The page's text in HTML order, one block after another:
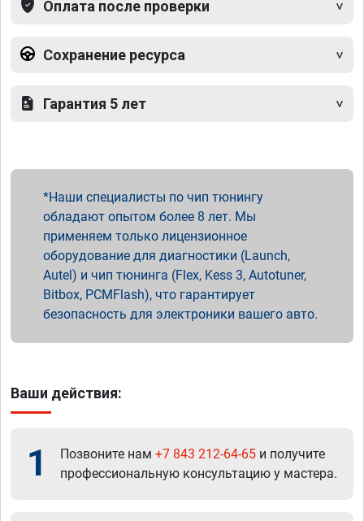
Оплата после проверки
Сохранение ресурса
Гарантия 5 лет
Наши специалисты по чип тюнингу
обладают опытом более 8 лет. Мы
применяем только лицензионное
оборудование для диагностики (Launch,
Autel) и чип тюнинга (Flex, Kess 3, Autotuner,
Bitbox, PCMFlash), что гарантирует
безопасность для электроники вашего авто.
Ваши действия:
1 Позвоните нам +7 843 212-64-65 и получите
профессиональную консультацию у мастера.